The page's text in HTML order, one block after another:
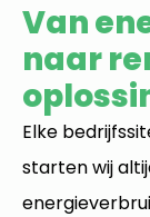
Van
naar
Elke
starten wij